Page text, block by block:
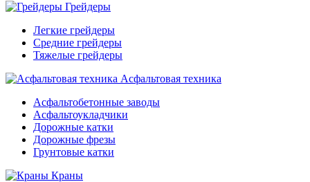
Грейдеры
Легкие грейдеры
Средние грейдеры
Тяжелые грейдеры
Асфальтовая техника
Асфальтобетонные заводы
Асфальтоукладчики
Дорожные катки
Дорожные фрезы
Грунтовые катки
Краны